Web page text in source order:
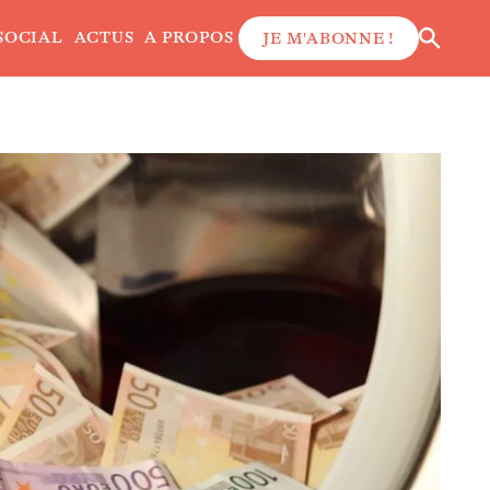
ACTUS A PROPOS JE M'ABONNE !